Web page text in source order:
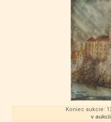
Koniec aukcie:
v